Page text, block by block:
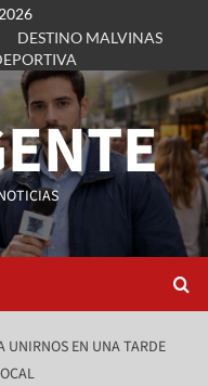
DESTINO MALVINAS
UNIRNOS EN UNA TARDE